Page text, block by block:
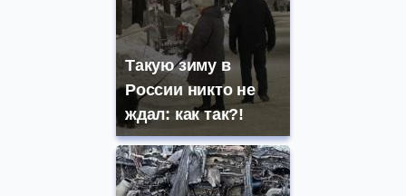
Такую зиму в
России никто не
ждал: как так?!